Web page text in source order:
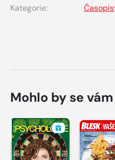
Kategorie:
Mohlo by se